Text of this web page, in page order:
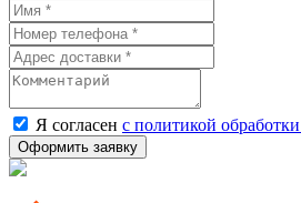
Я согласен с политикой